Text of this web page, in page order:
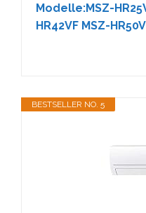
Modelle:MSZ-
HR42VF MSZ-
BESTSELLER NO. 5